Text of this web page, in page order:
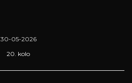
30-05-2026
20. kolo